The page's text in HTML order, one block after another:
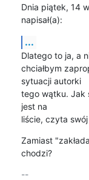
Dnia piątek, 14
napisał(a):
...
Dlatego to ja, a
chciałbym
sytuacji autorki
tego wątku. Jak
jest na
liście, czyta
Zamiast
chodzi?
--